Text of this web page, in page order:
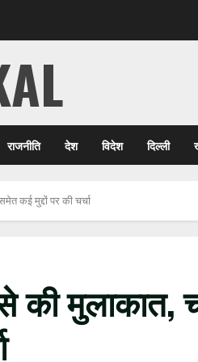
राजनीति देश विदेश दिल्ली
कई मुद्दों पर की चर्चा
की मुलाकात,